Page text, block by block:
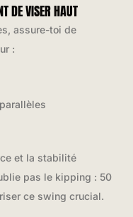
DE VISER HAUT
assure-toi de
:
et la stabilité
pas le kipping : 50
ce swing crucial.